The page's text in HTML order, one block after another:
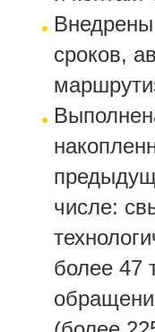
сроков,
числе:
более 47